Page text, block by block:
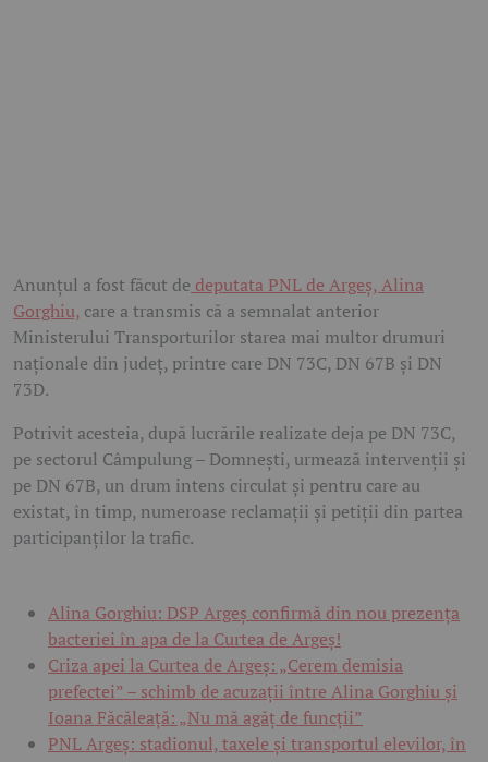
Anunțul a fost făcut de deputata PNL de Argeș, Alina
Gorghiu, care a transmis că a semnalat anterior
Ministerului Transporturilor starea mai multor drumuri
naționale din județ, printre care DN 73C, DN 67B și DN
73D.
Potrivit acesteia, după lucrările realizate deja pe DN 73C,
pe sectorul Câmpulung – Domnești, urmează intervenții și
pe DN 67B, un drum intens circulat și pentru care au
existat, în timp, numeroase reclamații și petiții din partea
participanților la trafic.
Alina Gorghiu: DSP Argeș confirmă din nou prezența
bacteriei în apa de la Curtea de Argeș!
Criza apei la Curtea de Argeș: „Cerem demisia
prefectei” – schimb de acuzații între Alina Gorghiu și
Ioana Făcăleață: „Nu mă agăț de funcții”
PNL Argeș: stadionul, taxele și transportul elevilor, în